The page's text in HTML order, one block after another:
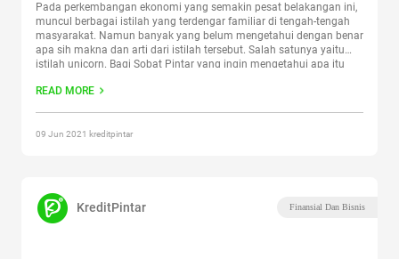
Pada perkembangan ekonomi yang semakin pesat belakangan ini,
muncul berbagai istilah yang terdengar familiar di tengah-tengah
masyarakat. Namun banyak yang belum mengetahui dengan benar
apa sih makna dan arti dari istilah tersebut. Salah satunya yaitu
istilah unicorn. Bagi Sobat Pintar yang ingin mengetahui apa itu
diketahui,Continue reading
READ MORE
09 Jun 2021 kreditpintar
KreditPintar Finansial Dan Bisnis